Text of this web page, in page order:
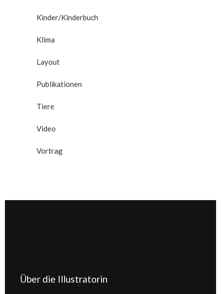
Kinder/Kinderbuch
Klima
Layout
Publikationen
Tiere
Video
Vortrag
Über die Illustratorin